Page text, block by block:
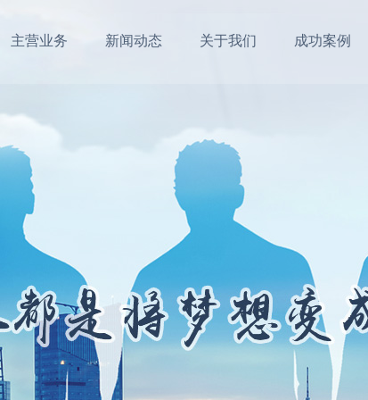
主营业务 新闻动态 关于我们 成功案例